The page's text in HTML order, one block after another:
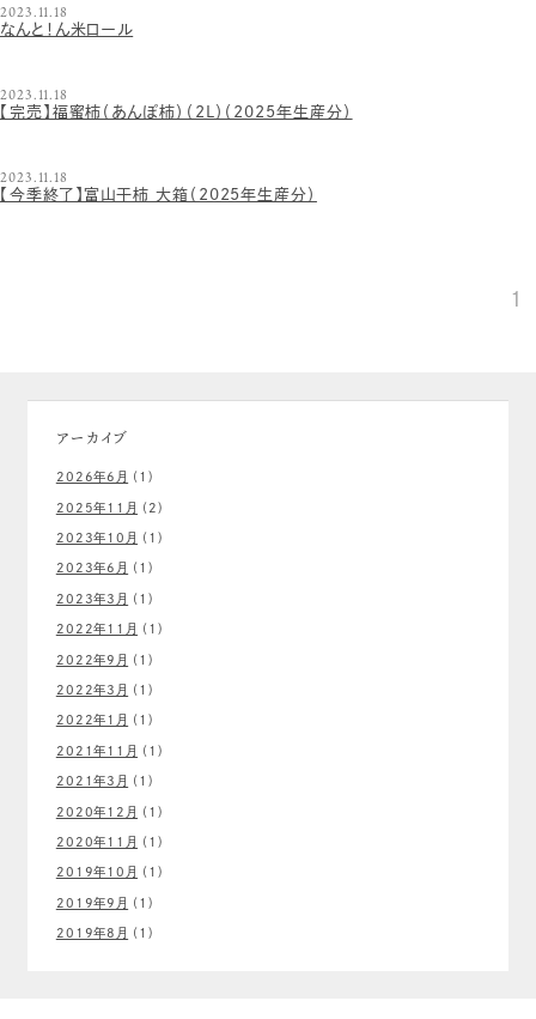
2023.11.18
なんと！ん米ロール
2023.11.18
【完売】福蜜柿（あんぽ柿）（2L）（2025年生産分）
2023.11.18
【今季終了】富山干柿 大箱（2025年生産分）
1
アーカイブ
2026年6月 (1)
2025年11月 (2)
2023年10月 (1)
2023年6月 (1)
2023年3月 (1)
2022年11月 (1)
2022年9月 (1)
2022年3月 (1)
2022年1月 (1)
2021年11月 (1)
2021年3月 (1)
2020年12月 (1)
2020年11月 (1)
2019年10月 (1)
2019年9月 (1)
2019年8月 (1)